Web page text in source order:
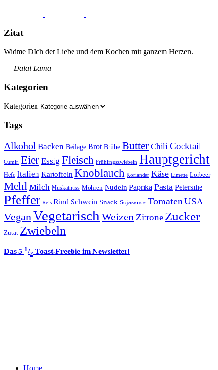
Zitat
Widme DIch der Liebe und dem Kochen mit ganzem Herzen.
— Dalai Lama
Kategorien
Kategorien
Tags
Alkohol Backen Beilage Brot Brühe Butter Chili Cocktail
Cumin Eier Essig Fleisch Frühlingszwiebeln Hauptgericht
Hefe Italien Kartoffeln Knoblauch Koriander Käse Limette Lorbeer
Mehl Milch Muskatnuss Möhren Nudeln Paprika Pasta Petersilie
Pfeffer Reis Rind Schwein Snack Sojasauce Tomaten USA
VeganVegetarisch Weizen Zitrone Zucker
Zutat Zwiebeln
Das 5 1/2 Toast-Freebie im Newsletter!
Home